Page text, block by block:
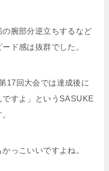
腕部分逆立ちするなど
ド感は抜群でした。
17回大会では達成後に
ですよ」というSASUKE
っこいいですよね。